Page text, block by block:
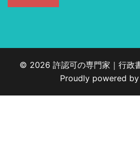
© 2026 許認可の専門家｜行政
Proudly powered by